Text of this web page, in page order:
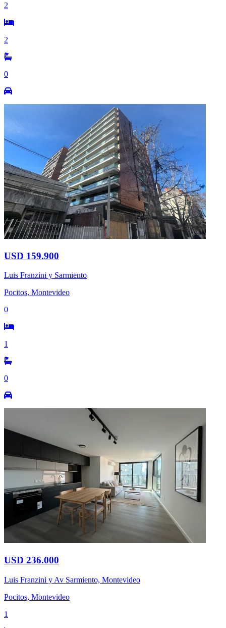
2
2
0
USD 159.900
Luis Franzini y Sarmiento
Pocitos, Montevideo
0
1
0
USD 236.000
Luis Franzini y Av Sarmiento, Montevideo
Pocitos, Montevideo
1